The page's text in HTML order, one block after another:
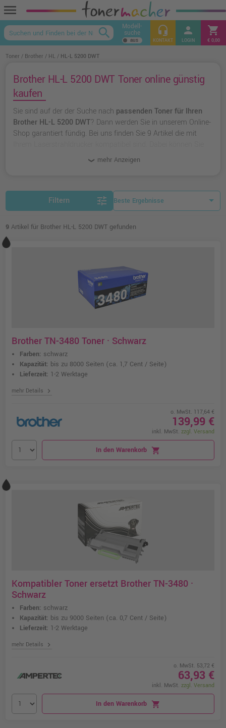
menu
keyboard_arrow_up
search Modell-
suche headset_mic
KONTAKT
person
LOGIN
shopping_cart
€ 0,00
Toner Brother HL HL-L 5200 DWT
Brother HL-L 5200 DWT Toner online günstig
kaufen
Sie sind auf der der Suche nach passenden Toner für Ihren
Brother HL-L 5200 DWT? Dann werden Sie in unserem Online-
Shop garantiert fündig. Bei uns finden Sie 9 Artikel die mit
originalen Toner von Brother wählen oder zu
mehr Anzeigen
Filtern tune
9 Artikel für Brother HL-L 5200 DWT gefunden
Brother TN-3480 Toner · Schwarz
Farben: schwarz
Kapazität: bis zu 8000 Seiten (ca. 1,7 Cent / Seite)
Lieferzeit: 1-2 Werktage
mehr Details chevron_right
o. MwSt. 117,64 €
139,99 €
inkl. MwSt. zzgl. Versand
In den Warenkorb shopping_cart
Kompatibler Toner ersetzt Brother TN-3480 ·
Schwarz
Farben: schwarz
Kapazität: bis zu 9000 Seiten (ca. 0,7 Cent / Seite)
Lieferzeit: 1-2 Werktage
mehr Details chevron_right
o. MwSt. 53,72 €
63,93 €
inkl. MwSt. zzgl. Versand
In den Warenkorb shopping_cart